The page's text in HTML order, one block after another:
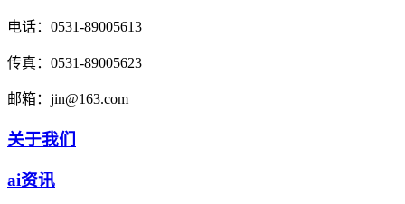
电话： 0531-89005613
传真： 0531-89005623
邮箱： jin@163.com
关于我们
ai资讯